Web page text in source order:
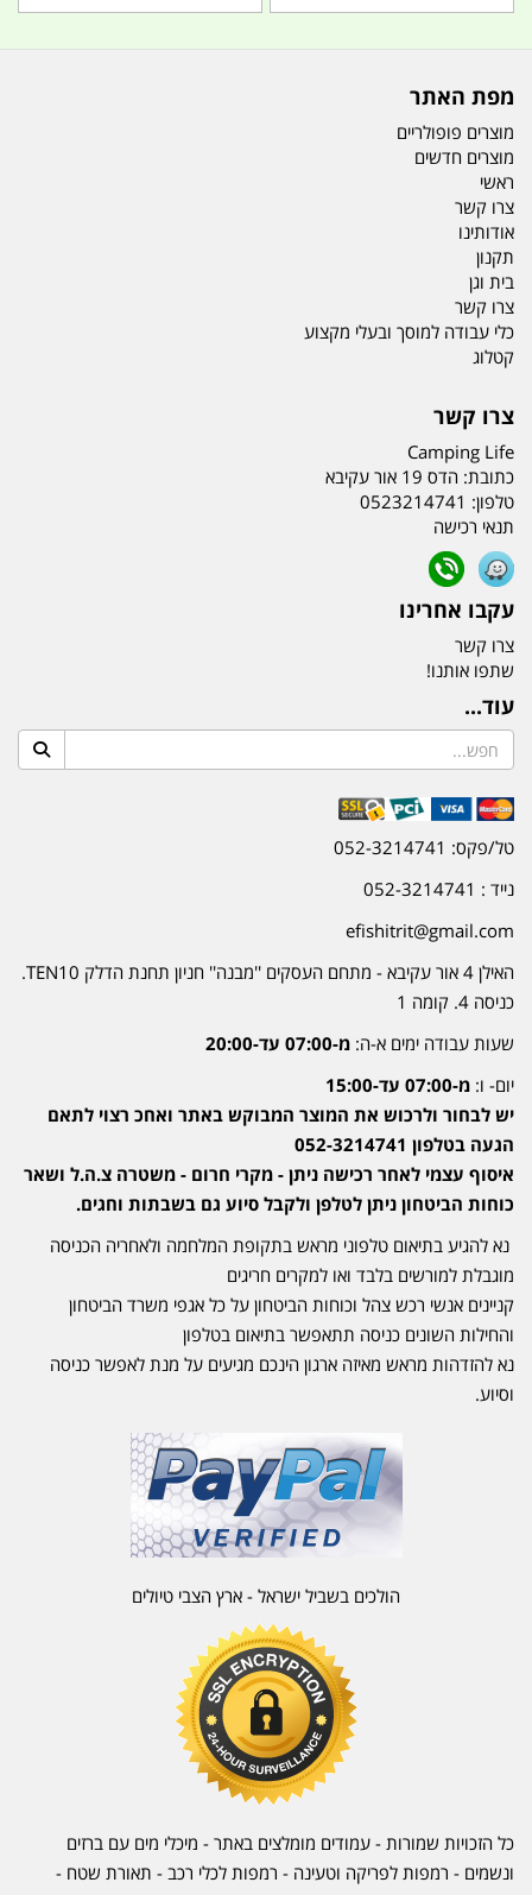
מפת האתר
מוצרים פופולריים
מוצרים חדשים
ראשי
צרו קשר
אודותינו
תקנון
בית וגן
צרו קשר
כלי עבודה למוסך ובעלי מקצוע
קטלוג
צרו קשר
Camping Life
כתובת: הדס 19 אור עקיבא
טלפון: 0523214741
תנאי רכישה
עקבו אחרינו
צרו קשר
שתפו אותנו!
עוד...
טל/פקס: 052-3214741
נייד : 052-3214741
efishitrit@gmail.com
האילן 4 אור עקיבא - מתחם העסקים ''מבנה'' חניון תחנת הדלק TEN10.
כניסה 4. קומה 1
שעות עבודה ימים א-ה: מ-07:00 עד-20:00
יום- ו: מ-07:00 עד-15:00
יש לבחור ולרכוש את המוצר המבוקש באתר ואחכ רצוי לתאם
הגעה בטלפון 052-3214741
איסוף עצמי לאחר רכישה ניתן - מקרי חרום - משטרה צ.ה.ל ושאר
כוחות הביטחון ניתן לטלפן ולקבל סיוע גם בשבתות וחגים.
נא להגיע בתיאום טלפוני מראש בתקופת המלחמה ולאחריה הכניסה
מוגבלת למורשים בלבד ואו למקרים חריגים
קניינים אנשי רכש צהל וכוחות הביטחון על כל אגפי משרד הביטחון
והחילות השונים כניסה תתאפשר בתיאום בטלפון
נא להזדהות מראש מאיזה ארגון הינכם מגיעים על מנת לאפשר כניסה
וסיוע.
הולכים בשביל ישראל - ארץ הצבי טיולים
כל הזכויות שמורות - עמודים מומלצים באתר - מיכלי מים עם ברזים
ונשמים - רמפות לפריקה וטעינה - רמפות לכלי רכב - תאורת שטח -